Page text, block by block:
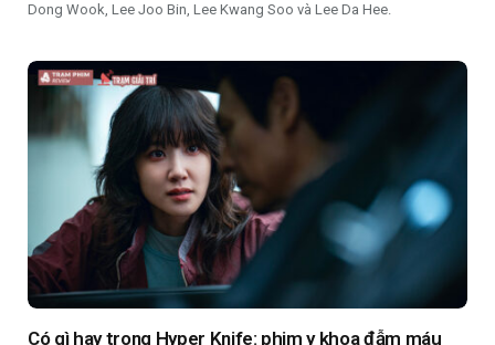
Dong Wook, Lee Joo Bin, Lee Kwang Soo và Lee Da Hee.
Có gì hay trong Hyper Knife: phim y khoa đẫm máu